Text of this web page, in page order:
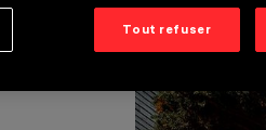
Tout refuser